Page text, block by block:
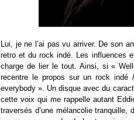
Lui, je ne l’ai pas vu arriver. De son
retro et du rock indé. Les influences
charge de lier le tout. Ainsi, si «
recentre le propos sur un rock indé
everybody ». Un disque avec du
cette voix qui me rappelle autant
traversés d’une mélancolie tranquille,